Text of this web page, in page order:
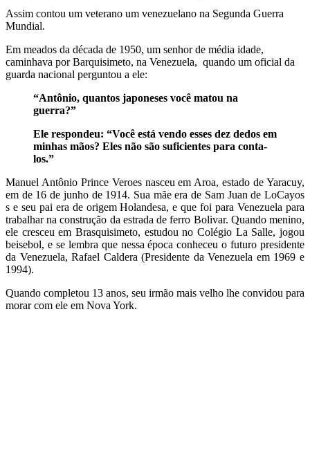
Assim contou um veterano um venezuelano na Segunda Guerra
Mundial.
Em meados da década de 1950, um senhor de média idade,
caminhava por Barquisimeto, na Venezuela, quando um oficial da
guarda nacional perguntou a ele:
“Antônio, quantos japoneses você matou na
guerra?”
Ele respondeu: “Você está vendo esses dez dedos em
minhas mãos? Eles não são suficientes para conta-
los.”
Manuel Antônio Prince Veroes nasceu em Aroa, estado de Yaracuy,
em de 16 de junho de 1914. Sua mãe era de Sam Juan de LoCayos
s e seu pai era de origem Holandesa, e que foi para Venezuela para
trabalhar na construção da estrada de ferro Bolivar. Quando menino,
ele cresceu em Brasquisimeto, estudou no Colégio La Salle, jogou
beisebol, e se lembra que nessa época conheceu o futuro presidente
da Venezuela, Rafael Caldera (Presidente da Venezuela em 1969 e
1994).
Quando completou 13 anos, seu irmão mais velho lhe convidou para
morar com ele em Nova York.